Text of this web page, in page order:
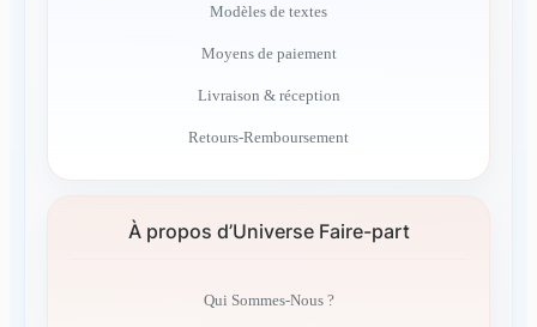
Modèles de textes
Moyens de paiement
Livraison & réception
Retours-Remboursement
À propos d’Universe Faire-part
Qui Sommes-Nous ?